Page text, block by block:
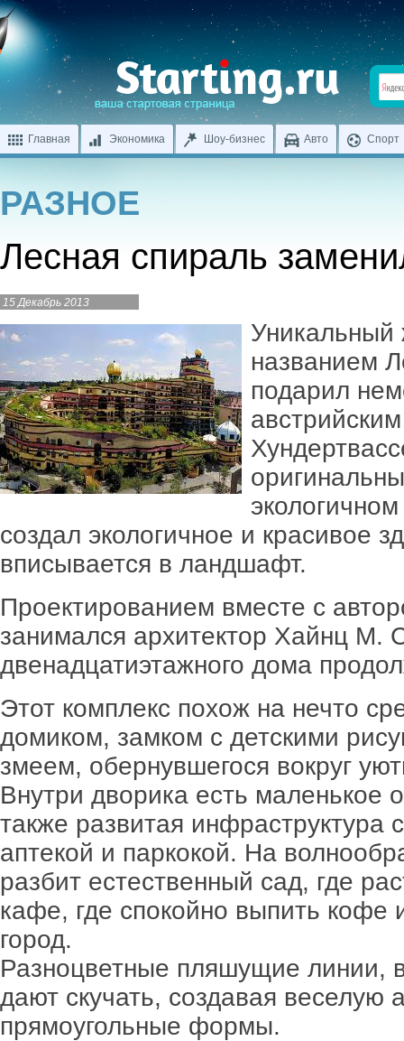
Главная Экономика Шоу-бизнес Авто Спорт
РАЗНОЕ
Лесная спираль
15 Декабрь 2013
Уникальный
названием
подарил
создал экологичное и красивое
вписывается в ландшафт.
Проектированием вместе с
занимался архитектор Хайнц М.
двенадцатиэтажного дома
Этот комплекс похож на нечто
домиком, замком с детскими
змеем, обернувшегося вокруг
Внутри дворика есть маленькое
также развитая инфраструктура
аптекой и паркокой. На
разбит естественный сад, где
кафе, где спокойно выпить кофе
город.
Разноцветные пляшущие линии,
дают скучать, создавая веселую
прямоугольные формы.